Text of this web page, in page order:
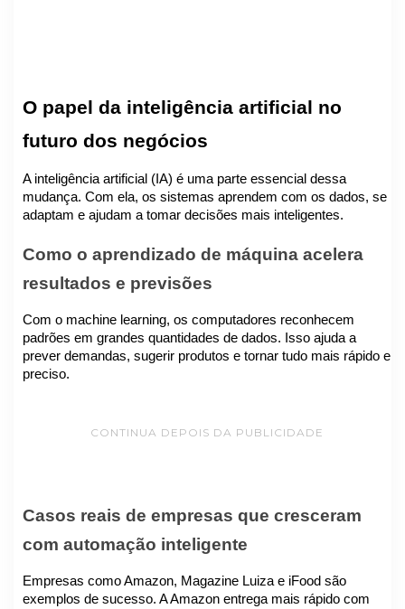
O papel da inteligência artificial no
futuro dos negócios
A inteligência artificial (IA) é uma parte essencial dessa
mudança. Com ela, os sistemas aprendem com os dados, se
adaptam e ajudam a tomar decisões mais inteligentes.
Como o aprendizado de máquina acelera
resultados e previsões
Com o machine learning, os computadores reconhecem
padrões em grandes quantidades de dados. Isso ajuda a
prever demandas, sugerir produtos e tornar tudo mais rápido e
preciso.
CONTINUA DEPOIS DA PUBLICIDADE
Casos reais de empresas que cresceram
com automação inteligente
Empresas como Amazon, Magazine Luiza e iFood são
exemplos de sucesso. A Amazon entrega mais rápido com